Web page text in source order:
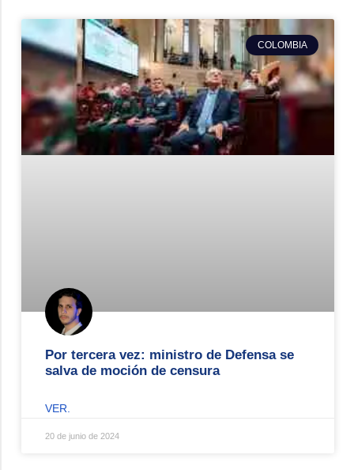
COLOMBIA
Por tercera vez: ministro de Defensa se
salva de moción de censura
VER.
20 de junio de 2024